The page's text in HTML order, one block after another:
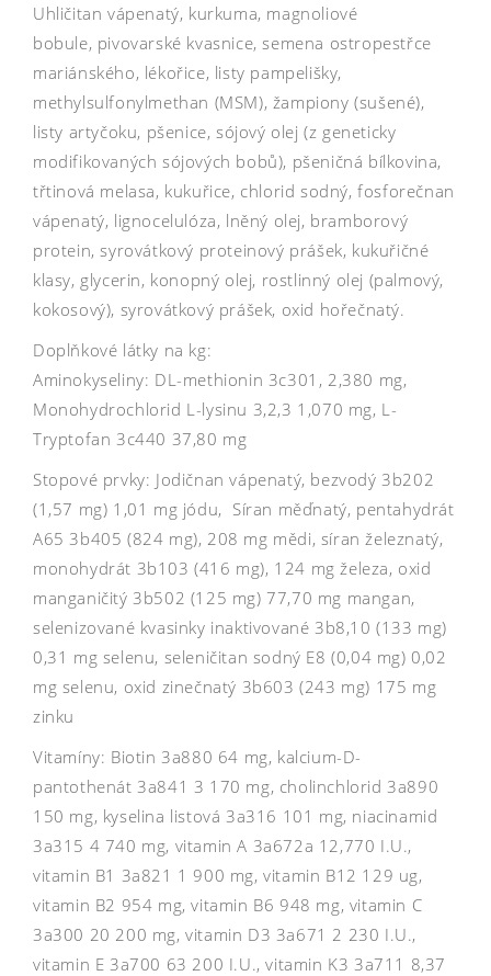
Uhličitan vápenatý, kurkuma, magnoliové
bobule, pivovarské kvasnice, semena ostropestřce
mariánského, lékořice, listy pampelišky,
methylsulfonylmethan (MSM), žampiony (sušené),
listy artyčoku, pšenice, sójový olej (z geneticky
modifikovaných sójových bobů), pšeničná bílkovina,
třtinová melasa, kukuřice, chlorid sodný, fosforečnan
vápenatý, lignocelulóza, lněný olej, bramborový
protein, syrovátkový proteinový prášek, kukuřičné
klasy, glycerin, konopný olej, rostlinný olej (palmový,
kokosový), syrovátkový prášek, oxid hořečnatý.
Doplňkové látky na kg:
Aminokyseliny: DL-methionin 3c301, 2,380 mg,
Monohydrochlorid L-lysinu 3,2,3 1,070 mg, L-
Tryptofan 3c440 37,80 mg
Stopové prvky: Jodičnan vápenatý, bezvodý 3b202
(1,57 mg) 1,01 mg jódu, Síran měďnatý, pentahydrát
A65 3b405 (824 mg), 208 mg mědi, síran železnatý,
monohydrát 3b103 (416 mg), 124 mg železa, oxid
manganičitý 3b502 (125 mg) 77,70 mg mangan,
selenizované kvasinky inaktivované 3b8,10 (133 mg)
0,31 mg selenu, seleničitan sodný E8 (0,04 mg) 0,02
mg selenu, oxid zinečnatý 3b603 (243 mg) 175 mg
zinku
Vitamíny: Biotin 3a880 64 mg, kalcium-D-
pantothenát 3a841 3 170 mg, cholinchlorid 3a890
150 mg, kyselina listová 3a316 101 mg, niacinamid
3a315 4 740 mg, vitamin A 3a672a 12,770 I.U.,
vitamin B1 3a821 1 900 mg, vitamin B12 129 ug,
vitamin B2 954 mg, vitamin B6 948 mg, vitamin C
3a300 20 200 mg, vitamin D3 3a671 2 230 I.U.,
vitamin E 3a700 63 200 I.U., vitamin K3 3a711 8,37